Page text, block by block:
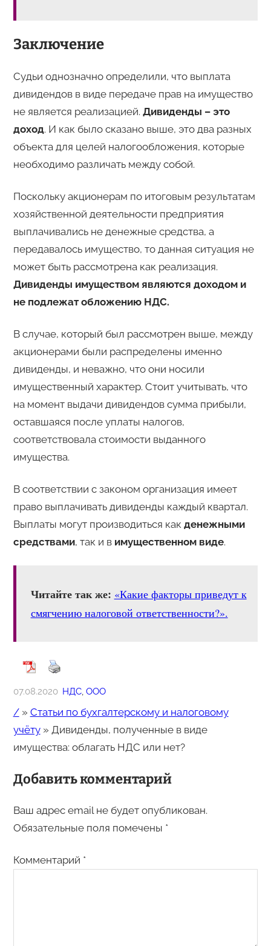
Заключение
Судьи однозначно определили, что выплата
дивидендов в виде передаче прав на имущество
не является реализацией. Дивиденды – это
доход. И как было сказано выше, это два разных
объекта для целей налогообложения, которые
необходимо различать между собой.
Поскольку акционерам по итоговым результатам
хозяйственной деятельности предприятия
выплачивались не денежные средства, а
передавалось имущество, то данная ситуация не
может быть рассмотрена как реализация.
Дивиденды имуществом являются доходом и
не подлежат обложению НДС.
В случае, который был рассмотрен выше, между
акционерами были распределены именно
дивиденды, и неважно, что они носили
имущественный характер. Стоит учитывать, что
на момент выдачи дивидендов сумма прибыли,
оставшаяся после уплаты налогов,
соответствовала стоимости выданного
имущества.
В соответствии с законом организация имеет
право выплачивать дивиденды каждый квартал.
Выплаты могут производиться как денежными
средствами, так и в имущественном виде.
Читайте так же: «Какие факторы приведут к
смягчению налоговой ответственности?».
07.08.2020 НДС, ООО
/» Статьи по бухгалтерскому и налоговому
учёту» Дивиденды, полученные в виде
имущества: облагать НДС или нет?
Добавить комментарий
Ваш адрес email не будет опубликован.
Обязательные поля помечены *
Комментарий *